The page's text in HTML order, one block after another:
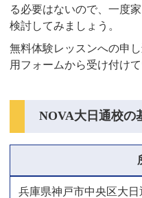
る必要はないので、一度
検討してみましょう。
無料体験レッスンへの申
用フォームから受け付けて
NOVA大日通校の
兵庫県神戸市中央区大日